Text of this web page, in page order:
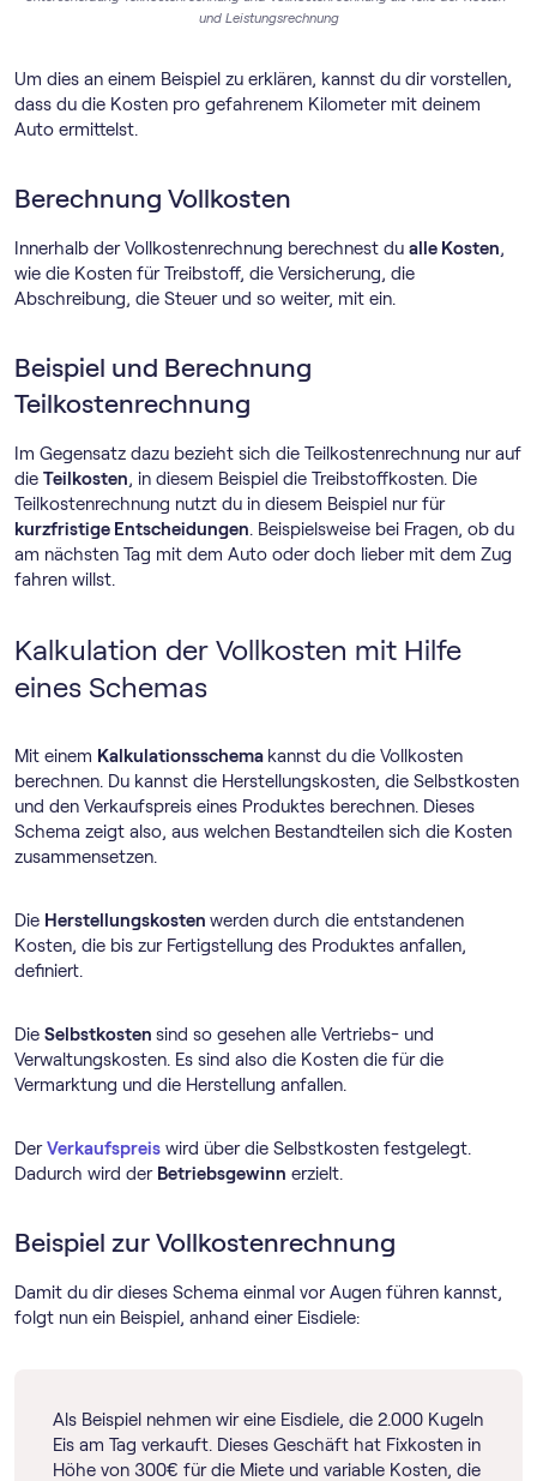
und Leistungsrechnung
Um dies an einem Beispiel zu erklären, kannst du dir vorstellen,
dass du die Kosten pro gefahrenem Kilometer mit deinem
Auto ermittelst.
Berechnung Vollkosten
Innerhalb der Vollkostenrechnung berechnest du alle Kosten,
wie die Kosten für Treibstoff, die Versicherung, die
Abschreibung, die Steuer und so weiter, mit ein.
Beispiel und Berechnung
Teilkostenrechnung
Im Gegensatz dazu bezieht sich die Teilkostenrechnung nur auf
die Teilkosten, in diesem Beispiel die Treibstoffkosten. Die
Teilkostenrechnung nutzt du in diesem Beispiel nur für
kurzfristige Entscheidungen. Beispielsweise bei Fragen, ob du
am nächsten Tag mit dem Auto oder doch lieber mit dem Zug
fahren willst.
Kalkulation der Vollkosten mit Hilfe
eines Schemas
Mit einem Kalkulationsschema kannst du die Vollkosten
berechnen. Du kannst die Herstellungskosten, die Selbstkosten
und den Verkaufspreis eines Produktes berechnen. Dieses
Schema zeigt also, aus welchen Bestandteilen sich die Kosten
zusammensetzen.
Die Herstellungskosten werden durch die entstandenen
Kosten, die bis zur Fertigstellung des Produktes anfallen,
definiert.
Die Selbstkosten sind so gesehen alle Vertriebs- und
Verwaltungskosten. Es sind also die Kosten die für die
Vermarktung und die Herstellung anfallen.
DerVerkaufspreis wird über die Selbstkosten festgelegt.
Dadurch wird der Betriebsgewinn erzielt.
Beispiel zur Vollkostenrechnung
Damit du dir dieses Schema einmal vor Augen führen kannst,
folgt nun ein Beispiel, anhand einer Eisdiele:
Als Beispiel nehmen wir eine Eisdiele, die 2.000 Kugeln
Eis am Tag verkauft. Dieses Geschäft hat Fixkosten in
Höhe von 300€ für die Miete und variable Kosten, die